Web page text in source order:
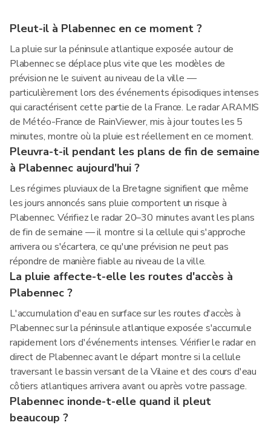
Pleut-il à Plabennec en ce moment ?
La pluie sur la péninsule atlantique exposée autour de
Plabennec se déplace plus vite que les modèles de
prévision ne le suivent au niveau de la ville —
particulièrement lors des événements épisodiques intenses
qui caractérisent cette partie de la France. Le radar ARAMIS
de Météo-France de RainViewer, mis à jour toutes les 5
minutes, montre où la pluie est réellement en ce moment.
Pleuvra-t-il pendant les plans de fin de semaine
à Plabennec aujourd'hui ?
Les régimes pluviaux de la Bretagne signifient que même
les jours annoncés sans pluie comportent un risque à
Plabennec. Vérifiez le radar 20–30 minutes avant les plans
de fin de semaine — il montre si la cellule qui s'approche
arrivera ou s'écartera, ce qu'une prévision ne peut pas
répondre de manière fiable au niveau de la ville.
La pluie affecte-t-elle les routes d'accès à
Plabennec ?
L'accumulation d'eau en surface sur les routes d'accès à
Plabennec sur la péninsule atlantique exposée s'accumule
rapidement lors d'événements intenses. Vérifier le radar en
direct de Plabennec avant le départ montre si la cellule
traversant le bassin versant de la Vilaine et des cours d'eau
côtiers atlantiques arrivera avant ou après votre passage.
Plabennec inonde-t-elle quand il pleut
beaucoup ?